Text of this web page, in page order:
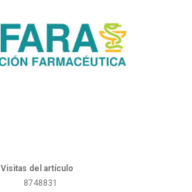
Visitas del artículo
8748831